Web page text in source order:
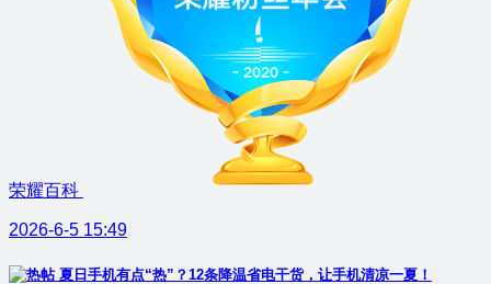
荣耀百科
2026-6-5 15:49
夏日手机有点“热”？12条降温省电干货，让手机清凉一夏！